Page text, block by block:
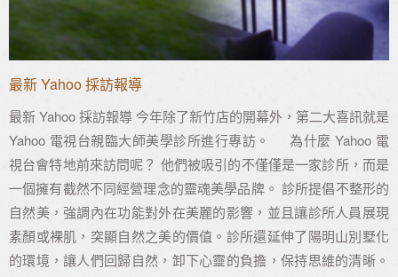
最新 Yahoo 採訪報導
最新 Yahoo 採訪報導 今年除了新竹店的開幕外，第二大喜訊就是
Yahoo 電視台親臨大師美學診所進行專訪。 為什麼 Yahoo 電
視台會特地前來訪問呢？ 他們被吸引的不僅僅是一家診所，而是
一個擁有截然不同經營理念的靈魂美學品牌。 診所提倡不整形的
自然美，強調內在功能對外在美麗的影響，並且讓診所人員展現
素顏或裸肌，突顯自然之美的價值。診所還延伸了陽明山別墅化
的環境，讓人們回歸自然，卸下心靈的負擔，保持思維的清晰。